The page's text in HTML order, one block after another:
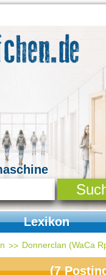
Lexikon
Lexikon
Donnerclan (WaCa
(7